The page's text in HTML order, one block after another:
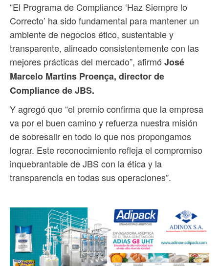
“El Programa de Compliance ‘Haz Siempre lo
Correcto’ ha sido fundamental para mantener un
ambiente de negocios ético, sustentable y
transparente, alineado consistentemente con las
mejores prácticas del mercado”, afirmó José
Marcelo Martins Proença, director de
Compliance de JBS.
Y agregó que “el premio confirma que la empresa
va por el buen camino y refuerza nuestra misión
de sobresalir en todo lo que nos propongamos
lograr. Este reconocimiento refleja el compromiso
inquebrantable de JBS con la ética y la
transparencia en todas sus operaciones”.